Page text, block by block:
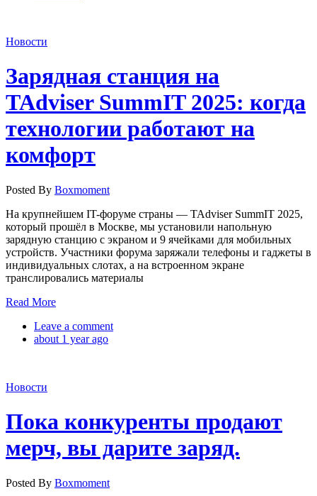
Новости
Зарядная станция на
TAdviser SummIT 2025: когда
технологии работают на
комфорт
Posted By Boxmoment
На крупнейшем IT-форуме страны — TAdviser SummIT 2025,
который прошёл в Москве, мы установили напольную
зарядную станцию с экраном и 9 ячейками для мобильных
устройств. Участники форума заряжали телефоны и гаджеты в
индивидуальных слотах, а на встроенном экране
транслировались материалы
Read More
Leave a comment
about 1 year ago
Новости
Пока конкуренты продают
мерч, вы дарите заряд.
Posted By Boxmoment